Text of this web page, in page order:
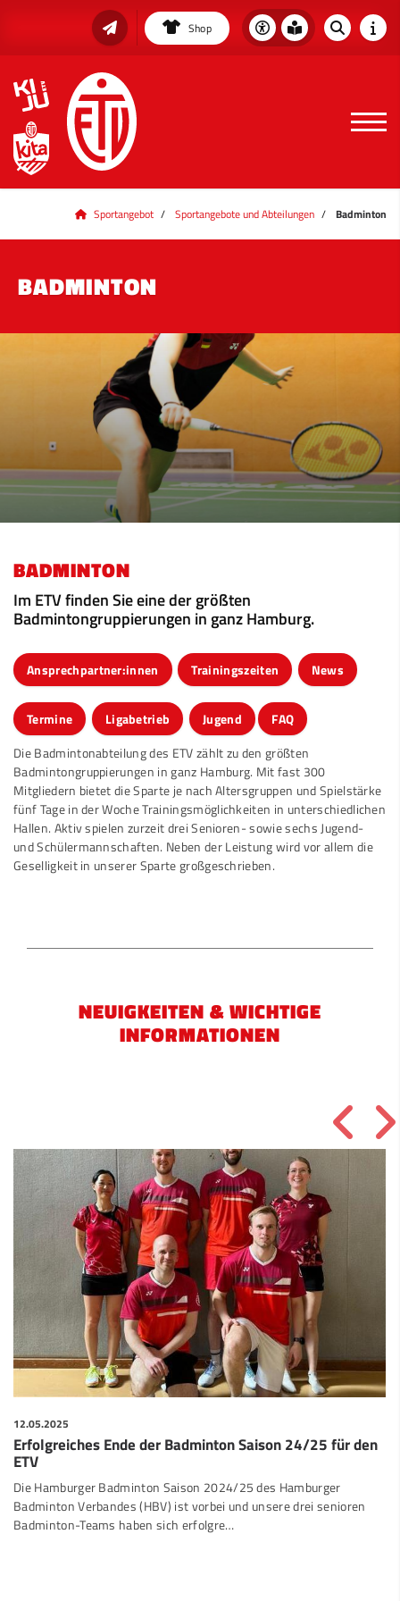
Shop
Sportangebot Sportangebote und Abteilungen Badminton
BADMINTON
BADMINTON
Im ETV finden Sie eine der größten
Badmintongruppierungen in ganz Hamburg.
Ansprechpartner:innen Trainingszeiten News
Termine Ligabetrieb Jugend FAQ
Die Badmintonabteilung des ETV zählt zu den größten
Badmintongruppierungen in ganz Hamburg. Mit fast 300
Mitgliedern bietet die Sparte je nach Altersgruppen und Spielstärke
fünf Tage in der Woche Trainingsmöglichkeiten in unterschiedlichen
Hallen. Aktiv spielen zurzeit drei Senioren- sowie sechs Jugend-
und Schülermannschaften. Neben der Leistung wird vor allem die
Geselligkeit in unserer Sparte großgeschrieben.
NEUIGKEITEN & WICHTIGE
INFORMATIONEN
12.05.2025
Erfolgreiches Ende der Badminton Saison 24/25 für den
ETV
Die Hamburger Badminton Saison 2024/25 des Hamburger
Badminton Verbandes (HBV) ist vorbei und unsere drei senioren
Badminton-Teams haben sich erfolgre…